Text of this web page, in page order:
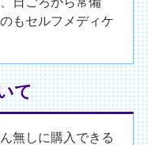
もセルフメディケ
て
無しに購入できる